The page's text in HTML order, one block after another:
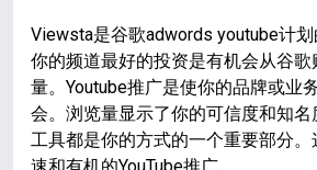
Viewsta是谷歌adwords youtube计
你的频道最好的投资是有机会从谷
量。Youtube推广是使你的品牌或业
会。浏览量显示了你的可信度和知
工具都是你的方式的一个重要部分